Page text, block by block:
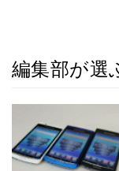
編集部が選